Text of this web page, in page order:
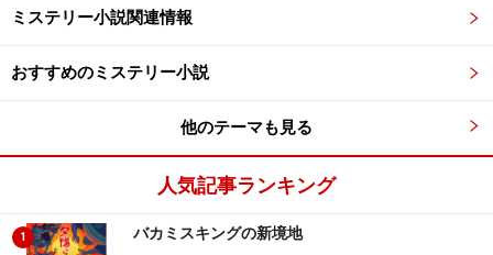
ミステリー小説関連情報
おすすめのミステリー小説
他のテーマも見る
人気記事ランキング
1 バカミスキングの新境地